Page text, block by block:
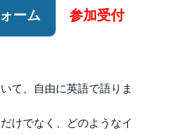
ーム 参加受付
て、自由に英語で語りま
けでなく、どのようなイ